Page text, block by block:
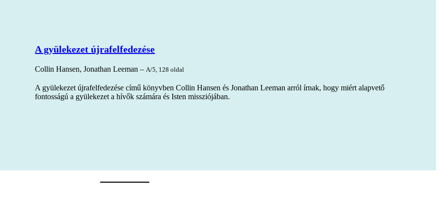
A gyülekezet újrafelfedezése
Collin Hansen, Jonathan Leeman – A/5, 128 oldal
A gyülekezet újrafelfedezése című könyvben Collin Hansen és Jonathan Leeman arról írnak, hogy miért alapvető
fontosságú a gyülekezet a hívők számára és Isten missziójában.